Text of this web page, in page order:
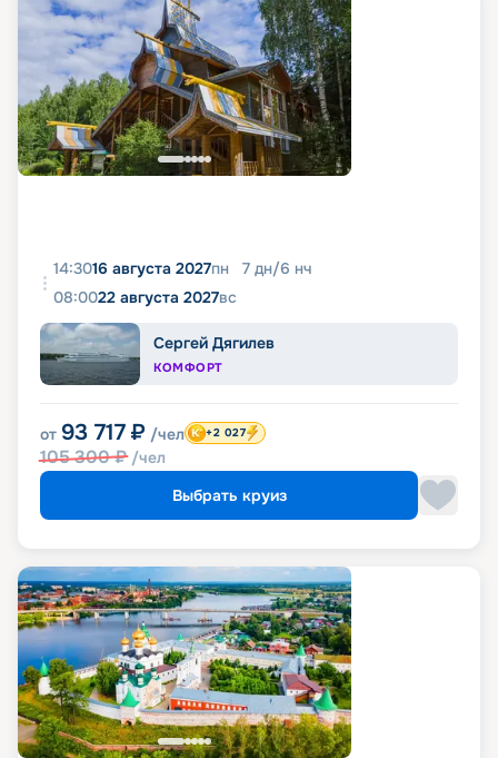
14:3016 августа 2027пн 7 дн/6 нч
08:0022 августа 2027вс
Сергей Дягилев
КОМФОРТ
от 93 717 ₽ /чел
105 300₽ /чел
+2 027
Выбрать круиз